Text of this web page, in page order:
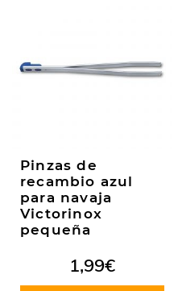
Pinzas de
recambio azul
para navaja
Victorinox
pequeña
1,99€